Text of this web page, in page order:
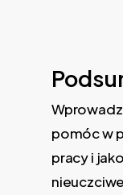
pomóc w
pracy i